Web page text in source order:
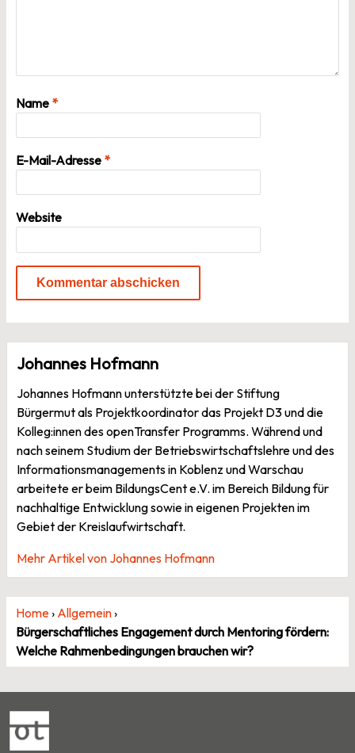
Name *
E-Mail-Adresse *
Website
Johannes Hofmann
Johannes Hofmann unterstützte bei der Stiftung
Bürgermut als Projektkoordinator das Projekt D3 und die
Kolleg:innen des openTransfer Programms. Während und
nach seinem Studium der Betriebswirtschaftslehre und des
Informationsmanagements in Koblenz und Warschau
arbeitete er beim BildungsCent e.V. im Bereich Bildung für
nachhaltige Entwicklung sowie in eigenen Projekten im
Gebiet der Kreislaufwirtschaft.
Mehr Artikel von Johannes Hofmann
Home› Allgemein›
Bürgerschaftliches Engagement durch Mentoring fördern:
Welche Rahmenbedingungen brauchen wir?